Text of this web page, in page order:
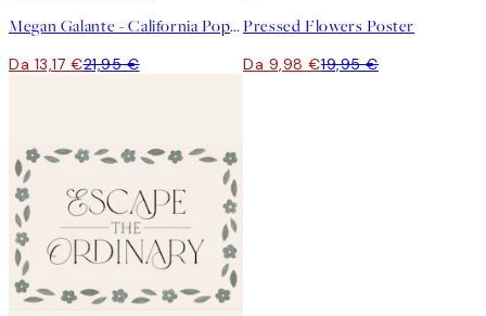
Megan Galante - California Poppy Poster
Da 13,17 €21,95 €
Pressed Flowers Poster
Da 9,98 €19,95 €